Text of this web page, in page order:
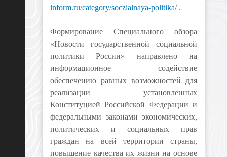
inform.ru/category/soczialnaya-politika/.
Формирование Специального обзора
«Новости государственной социальной
политики России» направлено на
информационное содействие
обеспечению равных возможностей для
реализации установленных
Конституцией Российской Федерации и
федеральными законами экономических,
политических и социальных прав
граждан на всей территории страны,
повышение качества их жизни на основе